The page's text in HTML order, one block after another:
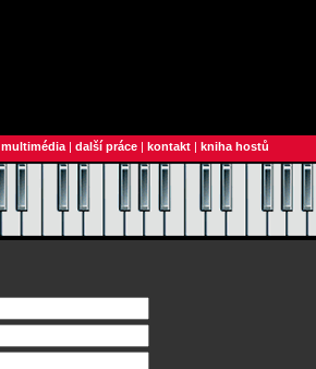
multimédia | další práce | kontakt | kniha hostů